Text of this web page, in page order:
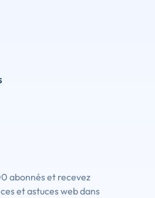
abonnés et recevez
et astuces web dans